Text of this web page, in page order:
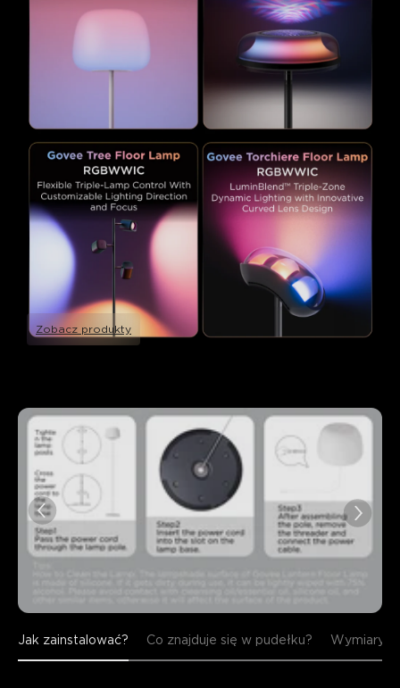
Zobacz produkty
Jak zainstalować? Co znajduje się w pudełku? Wymiary